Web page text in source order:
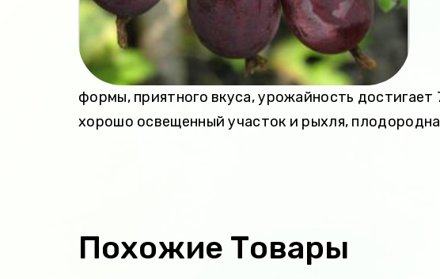
формы, приятного вкуса, урожайность
хорошо освещенный участок и рыхля,
Похожие Товары